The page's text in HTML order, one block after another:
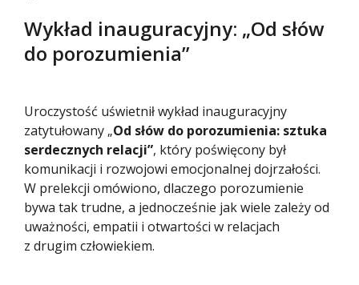
Wykład inauguracyjny: „Od słów
do porozumienia”
Uroczystość uświetnił wykład inauguracyjny
zatytułowany „Od słów do porozumienia: sztuka
serdecznych relacji”, który poświęcony był
komunikacji i rozwojowi emocjonalnej dojrzałości.
W prelekcji omówiono, dlaczego porozumienie
bywa tak trudne, a jednocześnie jak wiele zależy od
uważności, empatii i otwartości w relacjach
z drugim człowiekiem.